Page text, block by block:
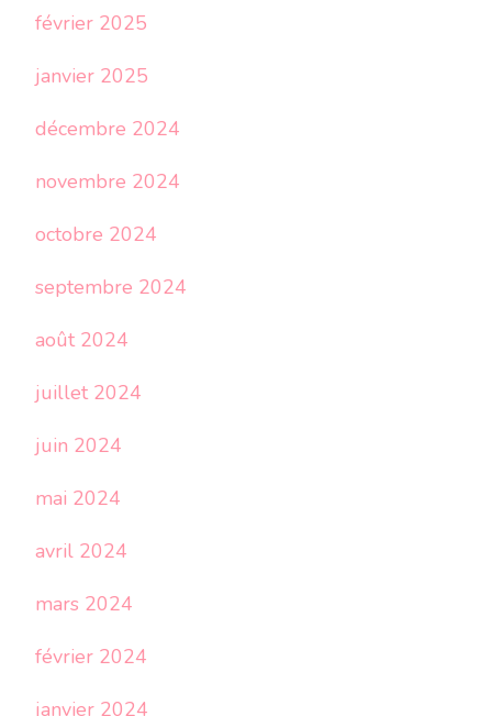
février 2025
janvier 2025
décembre 2024
novembre 2024
octobre 2024
septembre 2024
août 2024
juillet 2024
juin 2024
mai 2024
avril 2024
mars 2024
février 2024
janvier 2024